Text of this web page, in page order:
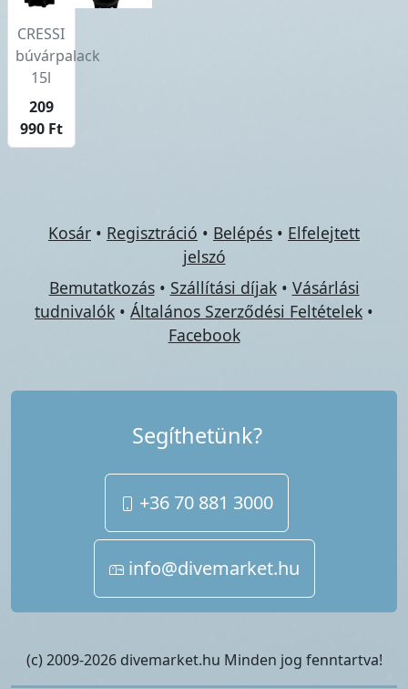
CRESSI
búvárpalack
15l
209
990 Ft
Kosár • Regisztráció • Belépés • Elfelejtett
jelszó
Bemutatkozás• Szállítási díjak• Vásárlási
tudnivalók • Általános Szerződési Feltételek •
Facebook
Segíthetünk?
+36 70 881 3000
info@divemarket.hu
(c) 2009-2026 divemarket.hu Minden jog fenntartva!